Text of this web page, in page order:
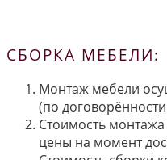
СБОРКА МЕБЕЛИ:
Монтаж мебели
(по
Стоимость монтажа
цены на момент